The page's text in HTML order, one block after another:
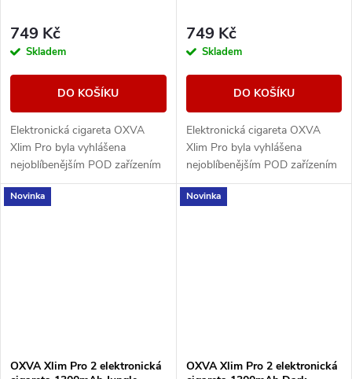
749 Kč
Skladem
DO KOŠÍKU
Elektronická cigareta OXVA
Xlim Pro byla vyhlášena
nejoblíbenějším POD zařízením
mezi vapery za období 2023 a
2024. Nyní přichází výrobce s
749 Kč
Skladem
DO KOŠÍKU
Elektronická cigareta OXVA
Xlim Pro byla vyhlášena
nejoblíbenějším POD zařízením
mezi vapery za období 2023 a
2024. Nyní přichází výrobce s
Novinka
OXVA Xlim Pro 2 elektronická
Novinka
OXVA Xlim Pro 2 elektronická